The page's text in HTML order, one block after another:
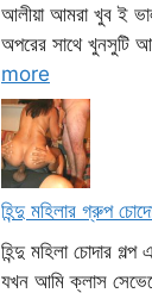
আলীয়া আমরা খুব ই
অপরের সাথে খুনসুটি
more
হিন্দু মহিলার গ্রুপ
হিন্দু মহিলা চোদার
যখন আমি ক্লাস